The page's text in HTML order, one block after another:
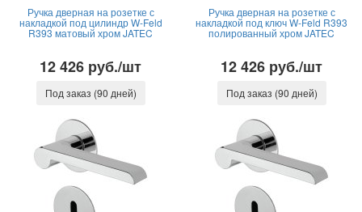
Ручка дверная на розетке с
накладкой под цилиндр W-Feld
R393 матовый хром JATEC
12 426 руб./шт
Под заказ (90 дней)
Ручка дверная на розетке с
накладкой под ключ W-Feld R393
полированный хром JATEC
12 426 руб./шт
Под заказ (90 дней)